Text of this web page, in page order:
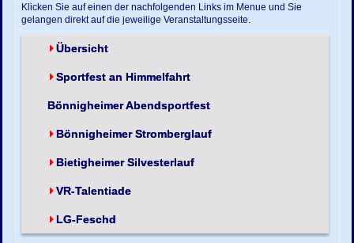
Klicken Sie auf einen der nachfolgenden Links im Menue und Sie
gelangen direkt auf die jeweilige Veranstaltungsseite.
Übersicht
Sportfest an Himmelfahrt
Bönnigheimer Abendsportfest
Bönnigheimer Stromberglauf
Bietigheimer Silvesterlauf
VR-Talentiade
LG-Feschd